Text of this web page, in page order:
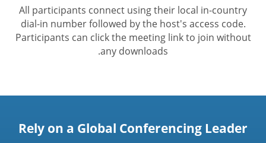
All participants connect using their local in-country
dial-in number followed by the host's access code.
Participants can click the meeting link to join without
any downloads.
Rely on a Global Conferencing Leader